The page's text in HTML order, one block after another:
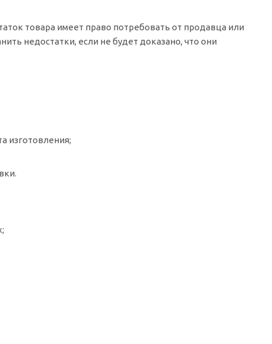
товара имеет право потребовать от продавца или
недостатки, если не будет доказано, что они
изготовления;